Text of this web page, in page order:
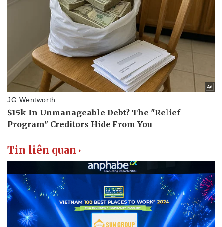
Doanh nghiệp
Thông tin doanh nghiệp
Doanh nghiệp 24h
Doanh nhân
Vì cộng đồng
Công nghệ
Sành điệu
Tin Công nghệ
Trải nghiệm
Chuyển đổi số
Tin liên quan